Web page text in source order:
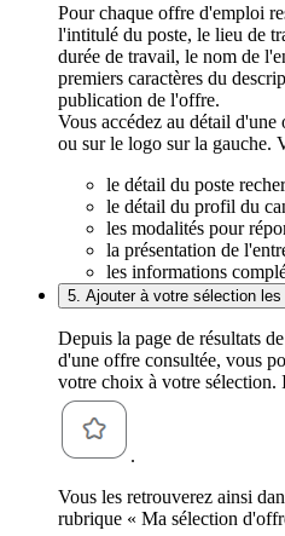
Pour chaque offre d'emploi
l'intitulé du poste, le lieu de
durée de travail, le nom de
premiers caractères du
publication de l'offre.
Vous accédez au détail
ou sur le logo sur la gauche.
le détail du poste
le détail du profil du
les modalités pour
la présentation de
les informations
5. Ajouter à votre sélection
Depuis la page de résultats
d'une offre consultée, vous
votre choix à votre
.
Vous les retrouverez ainsi
rubrique « Ma sélection